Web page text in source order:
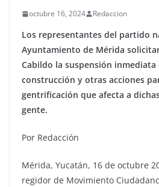
octubre 16, 2024 Redaccion
Los representantes del partido
Ayuntamiento de Mérida
Cabildo la suspensión inmediata
construcción y otras acciones
gentrificación que afecta a
gente.
Por Redacción
Mérida, Yucatán, 16 de octubre
regidor de Movimiento